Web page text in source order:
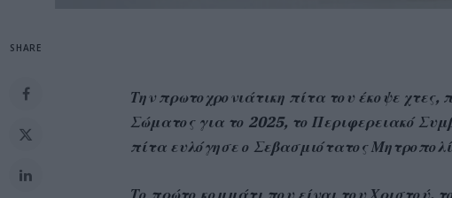
SHARE
Την πρωτοχρονιάτικη πίτα του έκοψε
Σώματος για το 2025, το Περιφερειακό
πίτα ευλόγησε ο Σεβασμιότατος